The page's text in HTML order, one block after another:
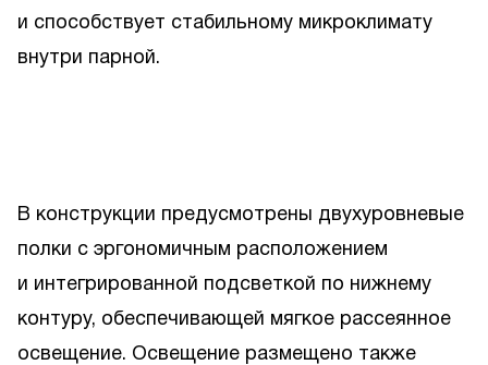
и способствует стабильному микроклимату
внутри парной.
В конструкции предусмотрены двухуровневые
полки с эргономичным расположением
и интегрированной подсветкой по нижнему
контуру, обеспечивающей мягкое рассеянное
освещение. Освещение размещено также